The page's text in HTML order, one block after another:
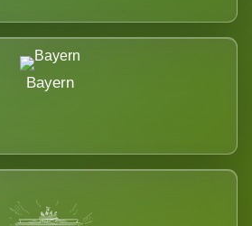
Bayern